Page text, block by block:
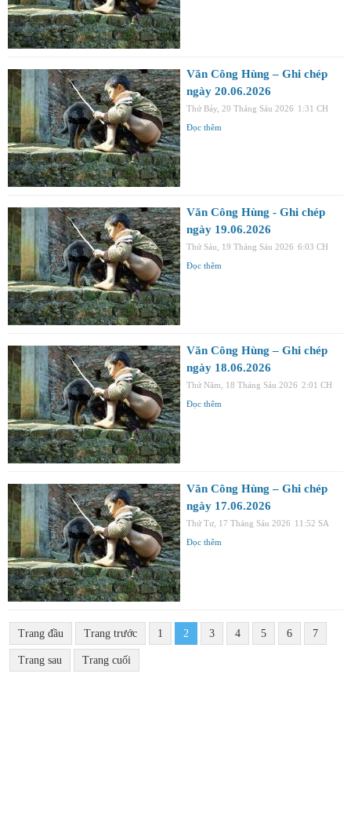
Văn Công Hùng – Ghi chép
ngày 20.06.2026
Thứ Bảy, 20 Tháng Sáu 2026 1:31 CH
Đọc thêm
Văn Công Hùng - Ghi chép
ngày 19.06.2026
Thứ Sáu, 19 Tháng Sáu 2026 6:03 CH
Đọc thêm
Văn Công Hùng – Ghi chép
ngày 18.06.2026
Thứ Năm, 18 Tháng Sáu 2026 2:01 CH
Đọc thêm
Văn Công Hùng – Ghi chép
ngày 17.06.2026
Thứ Tư, 17 Tháng Sáu 2026 11:52 SA
Đọc thêm
Trang đầu Trang trước 1 2 3 4 5 6 7
Trang sau Trang cuối